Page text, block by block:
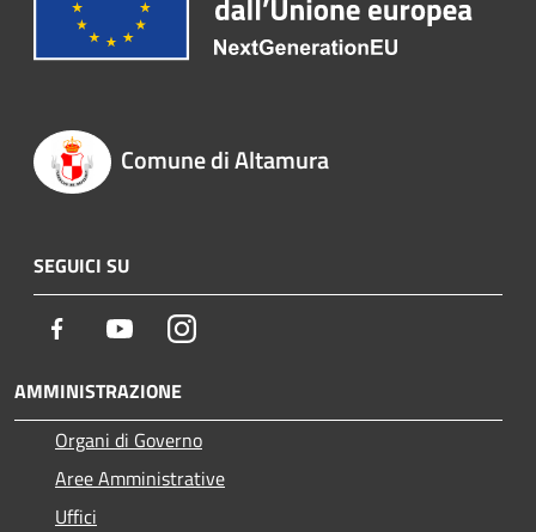
Comune di Altamura
SEGUICI SU
Facebook YoutubeInstagram
AMMINISTRAZIONE
Organi di Governo
Aree Amministrative
Uffici